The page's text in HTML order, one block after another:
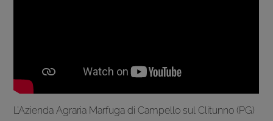
L’Azienda Agraria Marfuga di Campello sul Clitunno (PG)